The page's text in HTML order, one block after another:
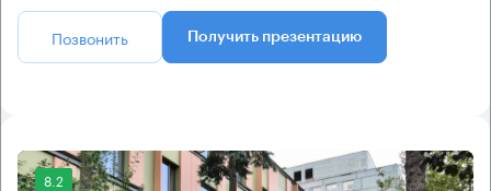
Позвонить Получить презентацию
8.2